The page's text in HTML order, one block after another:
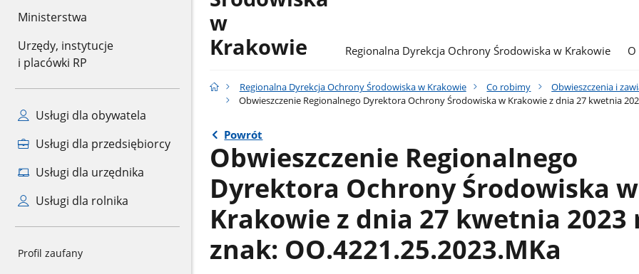
Ministerstwa
Urzędy, instytucje
i placówki RP
Usługi dla obywatela
Usługi dla przedsiębiorcy
Usługi dla urzędnika
Usługi dla rolnika
Profil zaufany
w
Krakowie
Regionalna Dyrekcja Ochrony Środowiska w Krakowie O
Regionalna Dyrekcja Ochrony Środowiska w Krakowie Co robimy Obwieszczenia i
Obwieszczenie Regionalnego Dyrektora Ochrony Środowiska w Krakowie z dnia 27 kwetnia
Powrót
Obwieszczenie Regionalnego
Dyrektora Ochrony Środowiska w
Krakowie z dnia 27 kwetnia 2023
znak: OO.4221.25.2023.MKa